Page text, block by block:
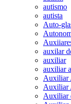
autismo
autista
Auto-
auxilar
auxiliar
auxiliar
Auxiliar
Auxiliar
Auxiliar